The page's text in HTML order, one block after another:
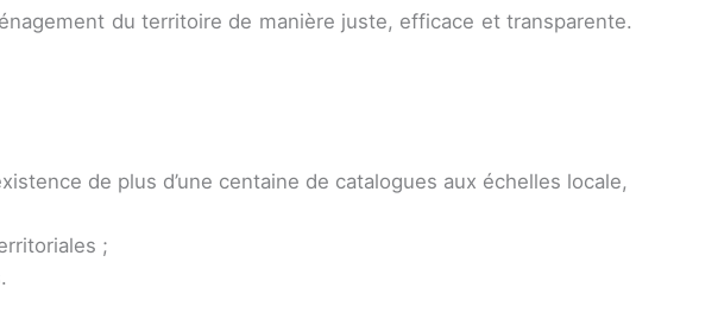
du territoire de manière juste, efficace et transparente.
de plus d’une centaine de catalogues aux échelles locale,
;